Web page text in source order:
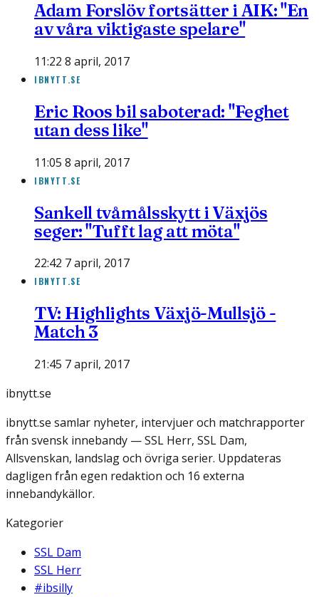
Adam Forslöv fortsätter i AIK: "En
av våra viktigaste spelare"
11:22 8 april, 2017
IBNYTT.SE
Eric Roos bil saboterad: "Feghet
utan dess like"
11:05 8 april, 2017
IBNYTT.SE
Sankell tvåmålsskytt i Växjös
seger: "Tufft lag att möta"
22:42 7 april, 2017
IBNYTT.SE
TV: Highlights Växjö-Mullsjö -
Match 3
21:45 7 april, 2017
ibnytt.se
ibnytt.se samlar nyheter, intervjuer och matchrapporter
från svensk innebandy — SSL Herr, SSL Dam,
Allsvenskan, landslag och övriga serier. Uppdateras
dagligen från egen redaktion och 16 externa
innebandykällor.
Kategorier
SSL Dam
SSL Herr
#ibsilly